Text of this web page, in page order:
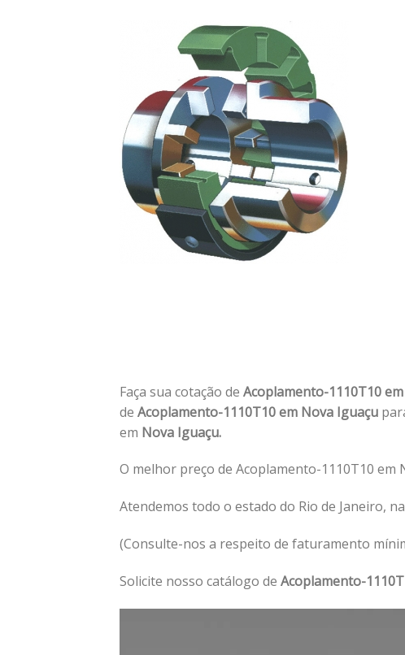
Faça sua cotação de Acoplamento-1110T10
de Acoplamento-1110T10 em Nova Iguaçu
em Nova Iguaçu.
O melhor preço de Acoplamento-1110T10 em
Atendemos todo o estado do Rio de Janeiro,
(Consulte-nos a respeito de faturamento
Solicite nosso catálogo de Acoplamento-